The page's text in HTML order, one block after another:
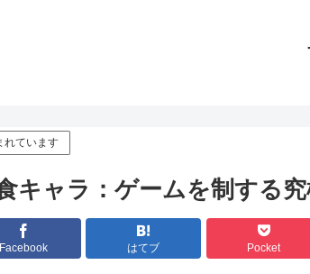
れています
キャラ：ゲームを制する
Facebook はてブ Pocket